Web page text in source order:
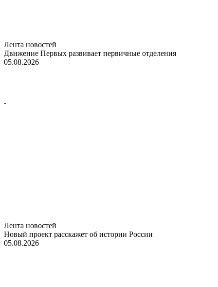
Лента новостей
Движение Первых развивает первичные отделения
05.08.2026
Лента новостей
Новый проект расскажет об истории России
05.08.2026